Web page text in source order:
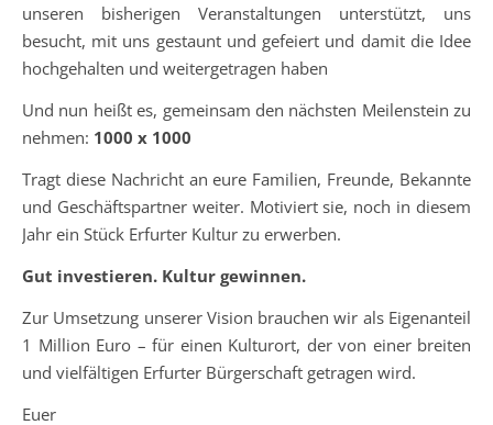
unseren bisherigen Veranstaltungen unterstützt, uns
besucht, mit uns gestaunt und gefeiert und damit die Idee
hochgehalten und weitergetragen haben
Und nun heißt es, gemeinsam den nächsten Meilenstein zu
nehmen: 1000 x 1000
Tragt diese Nachricht an eure Familien, Freunde, Bekannte
und Geschäftspartner weiter. Motiviert sie, noch in diesem
Jahr ein Stück Erfurter Kultur zu erwerben.
Gut investieren. Kultur gewinnen.
Zur Umsetzung unserer Vision brauchen wir als Eigenanteil
1 Million Euro – für einen Kulturort, der von einer breiten
und vielfältigen Erfurter Bürgerschaft getragen wird.
Euer